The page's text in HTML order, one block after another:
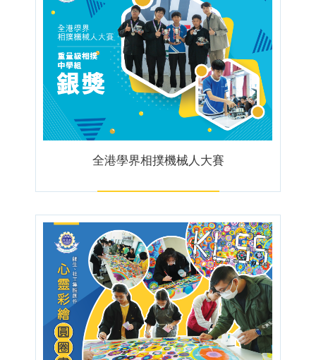
全港學界相撲機械人大賽